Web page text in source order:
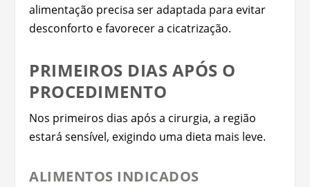
alimentação precisa ser adaptada para evitar
desconforto e favorecer a cicatrização.
PRIMEIROS DIAS APÓS O
PROCEDIMENTO
Nos primeiros dias após a cirurgia, a região
estará sensível, exigindo uma dieta mais leve.
ALIMENTOS INDICADOS